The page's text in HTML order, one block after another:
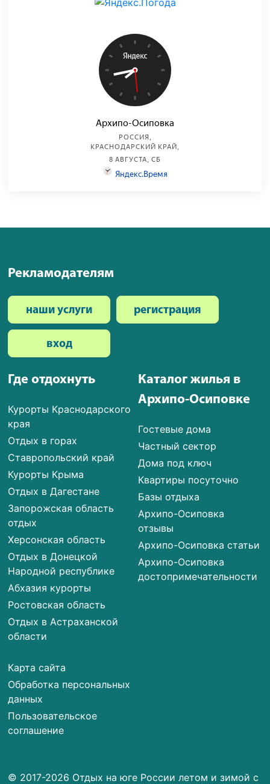
Где отдохнуть
Курорты Краснодарского
края
Отдых в горах
Ставропольский край
Курорты Крыма
Отдых в Дагестане
Запорожская область
отдых
Херсонская область
Отдых в Донецкой
Народной республике
Абхазия курорты
Ростовская область
Отдых в Астраханской
области
Карта сайта
Обработка персональных
данных
Пользовательское
соглашение
Каталог жилья в
Архипо-Осиповке
Гостевые дома
Частный сектор
Дома под ключ
Квартиры посуточно
Базы отдыха
Архипо-Осиповка
отзывы
Архипо-Осиповка статьи
Архипо-Осиповка
достопримечательности
Рекламодателям
наши услуги регистрация
вход
© 2017-2026 Отдых на юге России летом и зимой с